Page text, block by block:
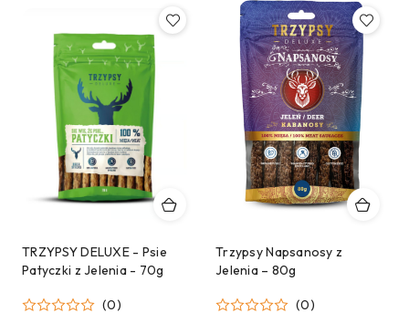
TRZYPSY DELUXE - Psie
Patyczki z Jelenia - 70g
(0)
Trzypsy Napsanosy z
Jelenia – 80g
(0)